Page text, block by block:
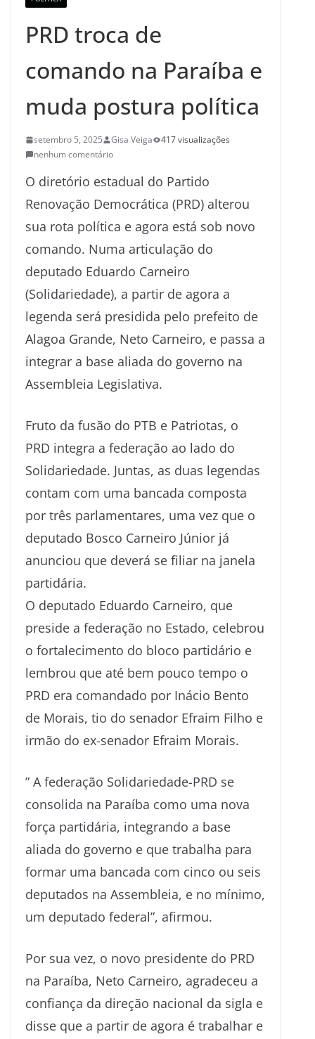
PRD troca de
comando na Paraíba e
muda postura política
setembro 5, 2025 Gisa Veiga
417 visualizações
nenhum comentário
O diretório estadual do Partido
Renovação Democrática (PRD) alterou
sua rota política e agora está sob novo
comando. Numa articulação do
deputado Eduardo Carneiro
(Solidariedade), a partir de agora a
legenda será presidida pelo prefeito de
Alagoa Grande, Neto Carneiro, e passa a
integrar a base aliada do governo na
Assembleia Legislativa.
Fruto da fusão do PTB e Patriotas, o
PRD integra a federação ao lado do
Solidariedade. Juntas, as duas legendas
contam com uma bancada composta
por três parlamentares, uma vez que o
deputado Bosco Carneiro Júnior já
anunciou que deverá se filiar na janela
partidária.
O deputado Eduardo Carneiro, que
preside a federação no Estado, celebrou
o fortalecimento do bloco partidário e
lembrou que até bem pouco tempo o
PRD era comandado por Inácio Bento
de Morais, tio do senador Efraim Filho e
irmão do ex-senador Efraim Morais.
” A federação Solidariedade-PRD se
consolida na Paraíba como uma nova
força partidária, integrando a base
aliada do governo e que trabalha para
formar uma bancada com cinco ou seis
deputados na Assembleia, e no mínimo,
um deputado federal”, afirmou.
Por sua vez, o novo presidente do PRD
na Paraíba, Neto Carneiro, agradeceu a
confiança da direção nacional da sigla e
disse que a partir de agora é trabalhar e